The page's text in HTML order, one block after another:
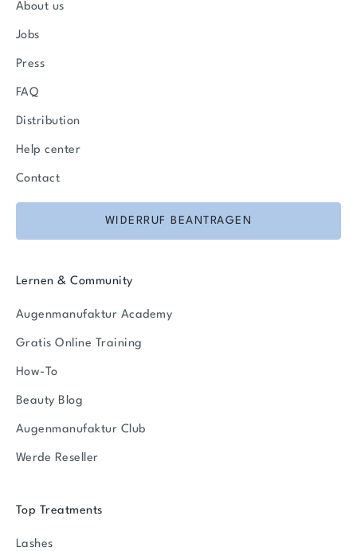
About us
Jobs
Press
FAQ
Distribution
Help center
Contact
WIDERRUF BEANTRAGEN
Lernen & Community
Augenmanufaktur Academy
Gratis Online Training
How-To
Beauty Blog
Augenmanufaktur Club
Werde Reseller
Top Treatments
Lashes